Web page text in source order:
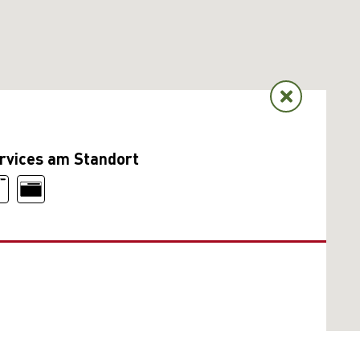
am Standort